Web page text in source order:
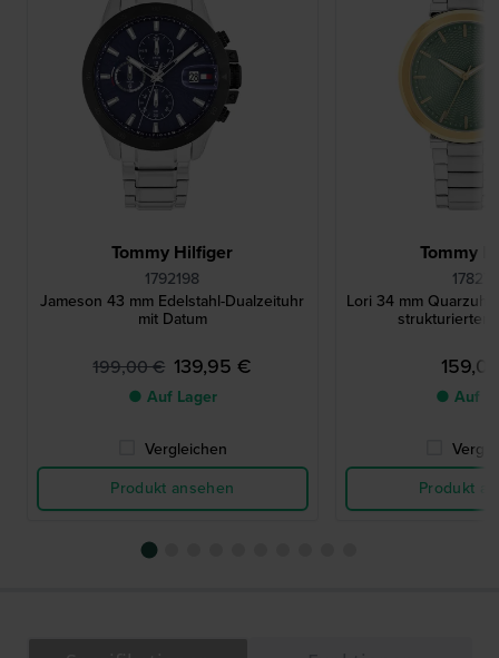
Tommy Hilfiger
1792198
Jameson 43 mm Edelstahl-Dualzeituhr
mit Datum
199,00 € 139,95 €
● Auf Lager
Vergleichen
Produkt ansehen
Tommy
Lori 34 mm
● Auf
Produkt